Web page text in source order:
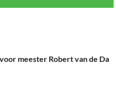
meester Robert van de Da